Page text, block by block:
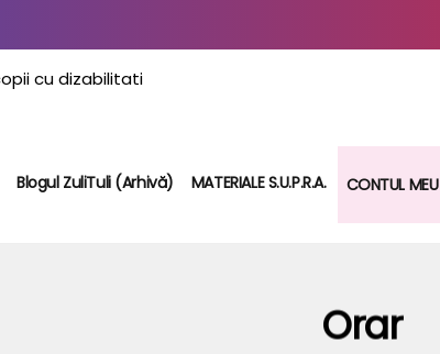
Blogul ZuliTuli (arhivă) MATERIALE S.U.P.R.A. CONTUL MEU
Orar